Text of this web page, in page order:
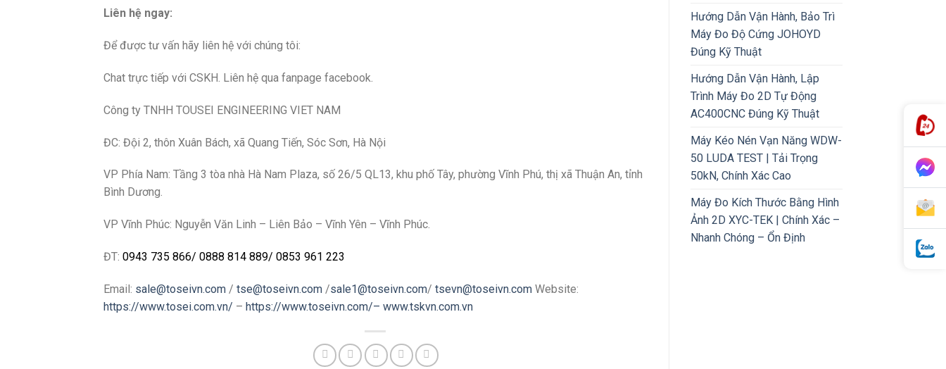
Liên hệ ngay:
Để được tư vấn hãy liên hệ với chúng tôi:
Chat trực tiếp với CSKH. Liên hệ qua fanpage facebook.
Công ty TNHH TOUSEI ENGINEERING VIET NAM
ĐC: Đội 2, thôn Xuân Bách, xã Quang Tiến, Sóc Sơn, Hà Nội
VP Phía Nam: Tầng 3 tòa nhà Hà Nam Plaza, số 26/5 QL13, khu phố Tây, phường Vĩnh Phú, thị xã Thuận An, tỉnh
Bình Dương.
VP Vĩnh Phúc: Nguyễn Văn Linh – Liên Bảo – Vĩnh Yên – Vĩnh Phúc.
ĐT: 0943 735 866/ 0888 814 889/ 0853 961 223
Email: sale@toseivn.com / tse@toseivn.com /sale1@toseivn.com/ tsevn@toseivn.com Website:
https://www.tosei.com.vn/ – https://www.toseivn.com/– www.tskvn.com.vn
Hướng Dẫn Vận Hành, Bảo Trì
Máy Đo Độ Cứng JOHOYD
Đúng Kỹ Thuật
Hướng Dẫn Vận Hành, Lập
Trình Máy Đo 2D Tự Động
AC400CNC Đúng Kỹ Thuật
Máy Kéo Nén Vạn Năng WDW-
50 LUDA TEST | Tải Trọng
50kN, Chính Xác Cao
Máy Đo Kích Thước Bằng Hình
Ảnh 2D XYC-TEK | Chính Xác –
Nhanh Chóng – Ổn Định